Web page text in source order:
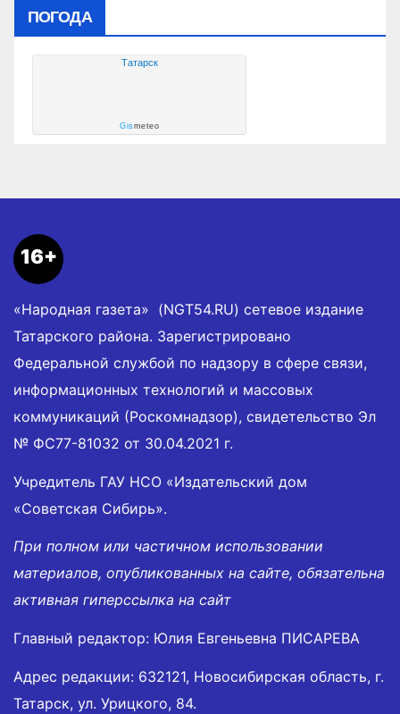
ПОГОДА
Татарск
Gismeteo
16+
«Народная газета» (NGT54.RU) сетевое издание
Татарского района. Зарегистрировано
Федеральной службой по надзору в сфере связи,
информационных технологий и массовых
коммуникаций (Роскомнадзор), свидетельство Эл
№ ФС77-81032 от 30.04.2021 г.
Учредитель ГАУ НСО «Издательский дом
«Советская Сибирь».
При полном или частичном использовании
материалов, опубликованных на сайте, обязательна
активная гиперссылка на сайт
Главный редактор: Юлия Евгеньевна ПИСАРЕВА
Адрес редакции: 632121, Новосибирская область, г.
Татарск, ул. Урицкого, 84.